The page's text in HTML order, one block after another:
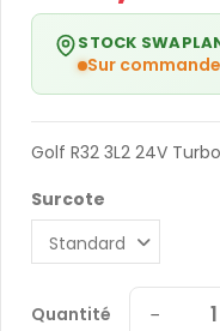
STOCK
Sur commande
Golf R32 3L2 24V
Surcote
Quantité −